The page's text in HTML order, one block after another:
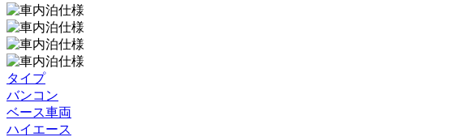
タイプ
バンコン
ベース車両
ハイエース